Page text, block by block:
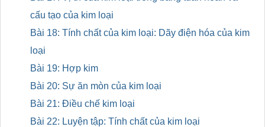
cấu tạo của kim loại
Bài 18: Tính chất của kim loại: Dãy điện hóa của kim
loại
Bài 19: Hợp kim
Bài 20: Sự ăn mòn của kim loại
Bài 21: Điều chế kim loại
Bài 22: Luyện tập: Tính chất của kim loại